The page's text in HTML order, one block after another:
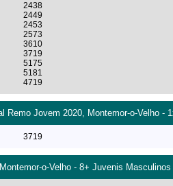
2438
2449
2453
2573
3610
3719
5175
5181
4719
Remo Jovem 2020, Montemor-o-Velho -
3719
o-Velho - 8+ Juvenis